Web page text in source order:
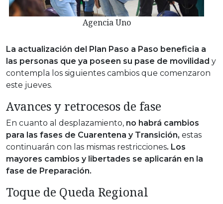
Agencia Uno
La actualización del Plan Paso a Paso beneficia a
las personas que ya poseen su pase de movilidad y
contempla los siguientes cambios que comenzaron
este jueves.
Avances y retrocesos de fase
En cuanto al desplazamiento, no habrá cambios
para las fases de Cuarentena y Transición, estas
continuarán con las mismas restricciones. Los
mayores cambios y libertades se aplicarán en la
fase de Preparación.
Toque de Queda Regional